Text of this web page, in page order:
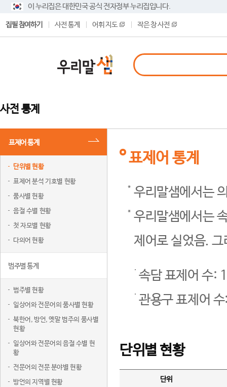
이 누리집은 대한민국 공식 전자정부 누리집입니다.
집필 참여하기 사전 통계 어휘 지도 작은 창 사전
사전 통계
표제어 통계
단위별 현황
표제어 분석 기호별 현황
품사별 현황
음절 수별 현황
첫 자모별 현황
다의어 현황
범주별 통계
범주별 현황
일상어와 전문어의 품사별 현황
북한어, 방언, 옛말 범주의 품사별
현황
일상어와 전문어의 음절 수별 현
황
전문어의 전문 분야별 현황
방언의 지역별 현황
표제어 통계
우리말샘에서는
우리말샘에서는
제어로 실었음.
속담 표제어 수:
관용구 표제어
단위별 현황
단위